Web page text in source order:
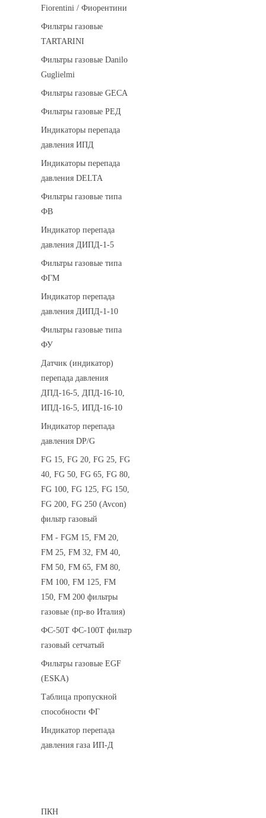
Fiorentini / Фиорентини
Фильтры газовые
TARTARINI
Фильтры газовые Danilo
Guglielmi
Фильтры газовые GECA
Фильтры газовые РЕД
Индикаторы перепада
давления ИПД
Индикаторы перепада
давления DELTA
Фильтры газовые типа
ФВ
Индикатор перепада
давления ДИПД-1-5
Фильтры газовые типа
ФГМ
Индикатор перепада
давления ДИПД-1-10
Фильтры газовые типа
ФУ
Датчик (индикатор)
перепада давления
ДПД-16-5, ДПД-16-10,
ИПД-16-5, ИПД-16-10
Индикатор перепада
давления DP/G
FG 15, FG 20, FG 25, FG
40, FG 50, FG 65, FG 80,
FG 100, FG 125, FG 150,
FG 200, FG 250 (Avcon)
фильтр газовый
FM - FGM 15, FM 20,
FM 25, FM 32, FM 40,
FM 50, FM 65, FM 80,
FM 100, FM 125, FM
150, FM 200 фильтры
газовые (пр-во Италия)
ФС-50Т ФС-100Т фильтр
газовый сетчатый
Фильтры газовые EGF
(ESKA)
Таблица пропускной
способности ФГ
Индикатор перепада
давления газа ИП-Д
ПКН